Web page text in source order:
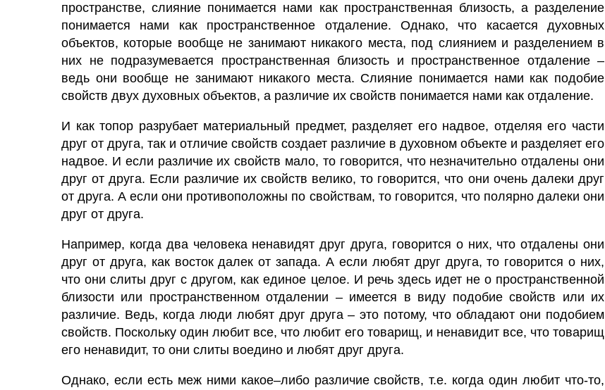
пространстве, слияние понимается нами как пространственная близость, а разделение
понимается нами как пространственное отдаление. Однако, что касается духовных
объектов, которые вообще не занимают никакого места, под слиянием и разделением в
них не подразумевается пространственная близость и пространственное отдаление –
ведь они вообще не занимают никакого места. Слияние понимается нами как подобие
свойств двух духовных объектов, а различие их свойств понимается нами как отдаление.
И как топор разрубает материальный предмет, разделяет его надвое, отделяя его части
друг от друга, так и отличие свойств создает различие в духовном объекте и разделяет его
надвое. И если различие их свойств мало, то говорится, что незначительно отдалены они
друг от друга. Если различие их свойств велико, то говорится, что они очень далеки друг
от друга. А если они противоположны по свойствам, то говорится, что полярно далеки они
друг от друга.
Например, когда два человека ненавидят друг друга, говорится о них, что отдалены они
друг от друга, как восток далек от запада. А если любят друг друга, то говорится о них,
что они слиты друг с другом, как единое целое. И речь здесь идет не о пространственной
близости или пространственном отдалении – имеется в виду подобие свойств или их
различие. Ведь, когда люди любят друг друга – это потому, что обладают они подобием
свойств. Поскольку один любит все, что любит его товарищ, и ненавидит все, что товарищ
его ненавидит, то они слиты воедино и любят друг друга.
Однако, если есть меж ними какое–либо различие свойств, т.е. когда один любит что-то,